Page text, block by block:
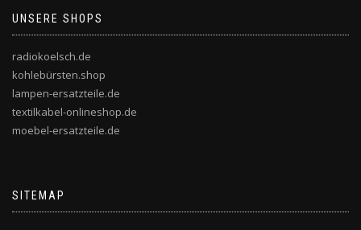
UNSERE SHOPS
radiokoelsch.de
kohlebürsten.shop
lampen-ersatzteile.de
textilkabel-onlineshop.de
moebel-ersatzteile.de
SITEMAP